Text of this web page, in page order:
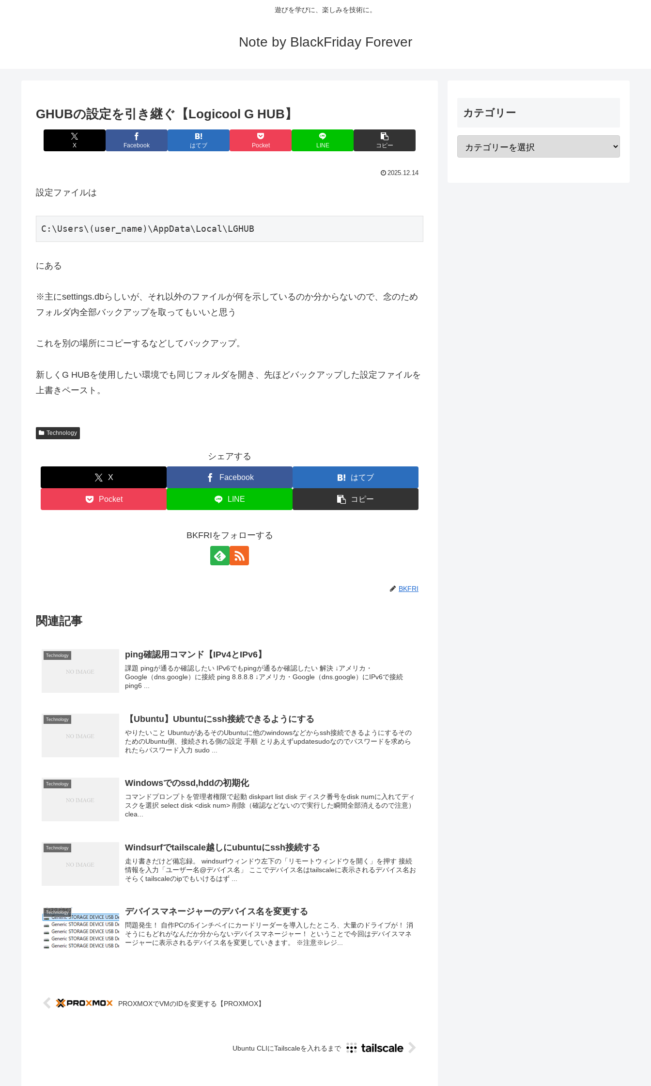
遊びを学びに、楽しみを技術に。
Note by BlackFriday Forever
GHUBの設定を引き継ぐ【Logicool G HUB】
X Facebook はてブ Pocket LINE コピー
2025.12.14
設定ファイルは
C:\Users\(user_name)\AppData\Local\LGHUB
にある
※主にsettings.dbらしいが、それ以外のファイルが何を示しているのか分からないので、念のため
フォルダ内全部バックアップを取ってもいいと思う
これを別の場所にコピーするなどしてバックアップ。
新しくG HUBを使用したい環境でも同じフォルダを開き、先ほどバックアップした設定ファイルを
上書きペースト。
Technology
シェアする
X Facebook はてブ
Pocket LINE コピー
BKFRIをフォローする
BKFRI
関連記事
Technology ping確認用コマンド【IPv4とIPv6】
課題 pingが通るか確認したい IPv6でもpingが通るか確認したい 解決 ↓アメリカ・
Google（dns.google）に接続 ping 8.8.8.8 ↓アメリカ・Google（dns.google）にIPv6で接続
ping6 ...
Technology 【Ubuntu】Ubuntuにssh接続できるようにする
やりたいこと UbuntuがあるそのUbuntuに他のwindowsなどからssh接続できるようにするその
ためのUbuntu側、接続される側の設定 手順 とりあえずupdatesudoなのでパスワードを求めら
れたらパスワード入力 sudo ...
Technology Windowsでのssd,hddの初期化
コマンドプロンプトを管理者権限で起動 diskpart list disk ディスク番号をdisk numに入れてディ
スクを選択 select disk <disk num> 削除（確認などないので実行した瞬間全部消えるので注意）
clea...
Technology Windsurfでtailscale越しにubuntuにssh接続する
走り書きだけど備忘録。 windsurfウィンドウ左下の「リモートウィンドウを開く」を押す 接続
情報を入力「ユーザー名@デバイス名」 ここでデバイス名はtailscaleに表示されるデバイス名お
そらくtailscaleのipでもいけるはず ...
Technology デバイスマネージャーのデバイス名を変更する
問題発生！ 自作PCの5インチベイにカードリーダーを導入したところ、大量のドライブが！ 消
そうにもどれがなんだか分からないデバイスマネージャー！ ということで今回はデバイスマネ
ージャーに表示されるデバイス名を変更していきます。 ※注意※レジ...
PROXMOXでVMのIDを変更する【PROXMOX】
Ubuntu CLIにTailscaleを入れるまで
カテゴリー